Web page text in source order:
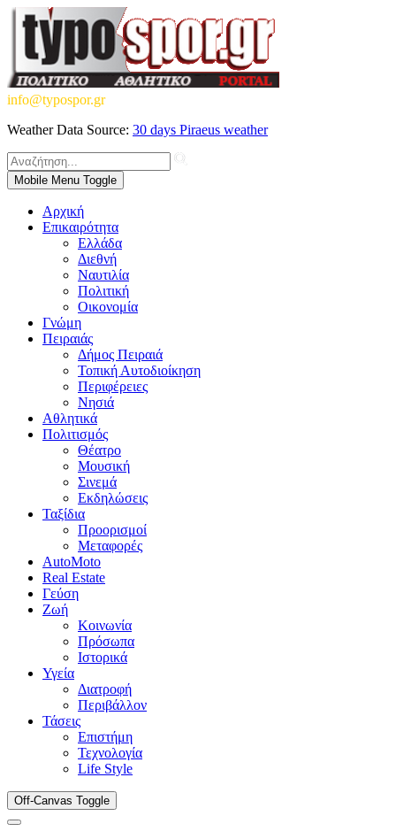
info@typospor.gr
Weather Data Source: 30 days Piraeus weather
Mobile Menu Toggle
Αρχική
Επικαιρότητα
Ελλάδα
Διεθνή
Ναυτιλία
Πολιτική
Οικονομία
Γνώμη
Πειραιάς
Δήμος Πειραιά
Τοπική Αυτοδιοίκηση
Περιφέρειες
Νησιά
Αθλητικά
Πολιτισμός
Θέατρο
Μουσική
Σινεμά
Εκδηλώσεις
Ταξίδια
Προορισμοί
Μεταφορές
AutoMoto
Real Estate
Γεύση
Ζωή
Κοινωνία
Πρόσωπα
Ιστορικά
Υγεία
Διατροφή
Περιβάλλον
Τάσεις
Επιστήμη
Τεχνολογία
Life Style
Off-Canvas Toggle